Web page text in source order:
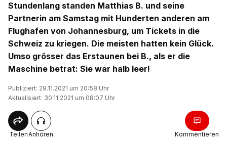
Stundenlang standen Matthias B. und seine
Partnerin am Samstag mit Hunderten anderen am
Flughafen von Johannesburg, um Tickets in die
Schweiz zu kriegen. Die meisten hatten kein Glück.
Umso grösser das Erstaunen bei B., als er die
Maschine betrat: Sie war halb leer!
Publiziert: 29.11.2021 um 20:58 Uhr
Aktualisiert: 30.11.2021 um 08:07 Uhr
TeilenAnhören Kommentieren